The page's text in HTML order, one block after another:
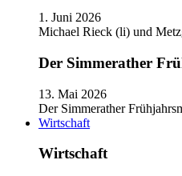
1. Juni 2026
Michael Rieck (li) und
Der Simmerather
13. Mai 2026
Der Simmerather
Wirtschaft
Wirtschaft